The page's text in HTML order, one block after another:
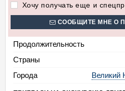
Хочу получать еще и
СООБЩИТЕ МНЕ О
Продолжительность
Страны
Города
Великий